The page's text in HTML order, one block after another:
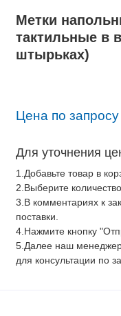
Метки
тактильные в
штырьках)
Цена по запросу
Для уточнения
1.Добавьте товар в
2.Выберите
3.В комментариях к
поставки.
4.Нажмите кнопку
5.Далее наш менеджер
для консультации по